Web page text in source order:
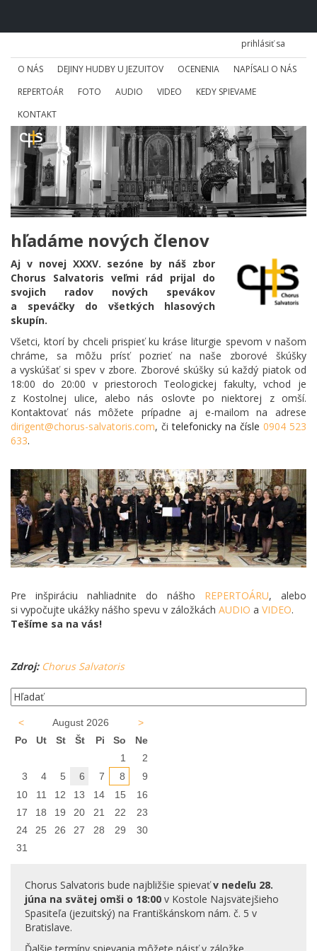
prihlásiť sa
O NÁS DEJINY HUDBY U JEZUITOV OCENENIA
NAPÍSALI O NÁS
REPERTOÁR
FOTO AUDIO VIDEO
KEDY SPIEVAME
KONTAKT
hľadáme nových členov
Aj v novej XXXV. sezóne by náš zbor
Chorus Salvatoris veľmi rád prijal do
svojich radov nových spevákov
a speváčky do všetkých hlasových
skupín.
Všetci, ktorí by chceli prispieť ku kráse liturgie spevom v našom
chráme, sa môžu prísť pozrieť na naše zborové škúšky
a vyskúšať si spev v zbore. Zborové skúšky sú každý piatok od
18:00 do 20:00 v priestoroch Teologickej fakulty, vchod je
z Kostolnej ulice, alebo nás oslovte po niektorej z omší.
Kontaktovať nás môžete prípadne aj e-mailom na adrese
dirigent@chorus-salvatoris.com, či telefonicky na čísle 0904 523
633.
Pre inšpiráciu nahliadnite do nášho REPERTOÁRU, alebo
si vypočujte ukážky nášho spevu v záložkách AUDIO a VIDEO.
Tešíme sa na vás!
Zdroj: Chorus Salvatoris
< August 2026
>
Po
Ut St Št Pi So
Ne
1
2
3
4 5 6 7 8
9
10
11 12 13 14 15
16
17
18 19 20 21 22
23
24
25 26 27 28 29
30
31
Chorus Salvatoris bude najbližšie spievaťv nedeľu 28.
júna na svätej omši o 18:00 v Kostole Najsvätejšieho
Spasiteľa (jezuitský) na Františkánskom nám. č. 5 v
Bratislave.